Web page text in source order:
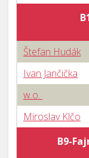
Štefan Hudák
Ivan Jančička
w.o.
Miroslav Klčo
B9-